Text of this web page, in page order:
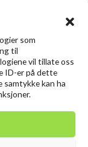
som
til
vil tillate oss
ID-er på dette
kan ha